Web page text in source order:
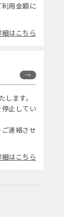
用金額に
細はこちら
ます。
止してい
連絡させ
細はこちら